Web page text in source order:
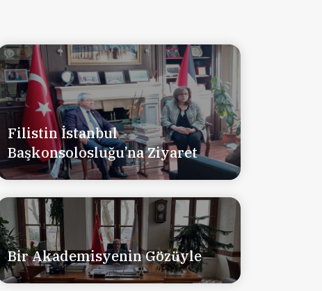
Filistin İstanbul
Başkonsolosluğu’na Ziyaret
Bir Akademisyenin Gözüyle